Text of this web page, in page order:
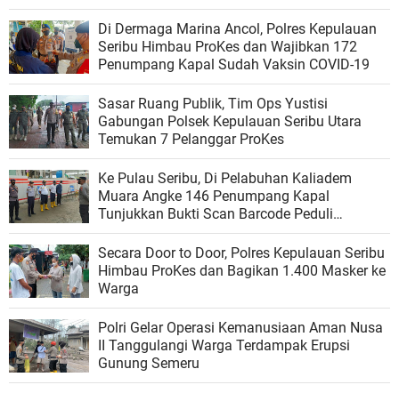
Di Dermaga Marina Ancol, Polres Kepulauan
Seribu Himbau ProKes dan Wajibkan 172
Penumpang Kapal Sudah Vaksin COVID-19
Sasar Ruang Publik, Tim Ops Yustisi
Gabungan Polsek Kepulauan Seribu Utara
Temukan 7 Pelanggar ProKes
Ke Pulau Seribu, Di Pelabuhan Kaliadem
Muara Angke 146 Penumpang Kapal
Tunjukkan Bukti Scan Barcode Peduli
Lindungi
Secara Door to Door, Polres Kepulauan Seribu
Himbau ProKes dan Bagikan 1.400 Masker ke
Warga
Polri Gelar Operasi Kemanusiaan Aman Nusa
II Tanggulangi Warga Terdampak Erupsi
Gunung Semeru